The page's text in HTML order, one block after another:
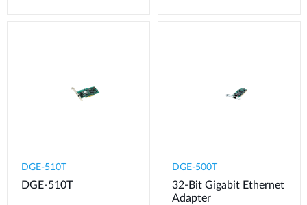
DGE-510T
DGE-510T
DGE-500T
32-Bit Gigabit Ethernet
Adapter